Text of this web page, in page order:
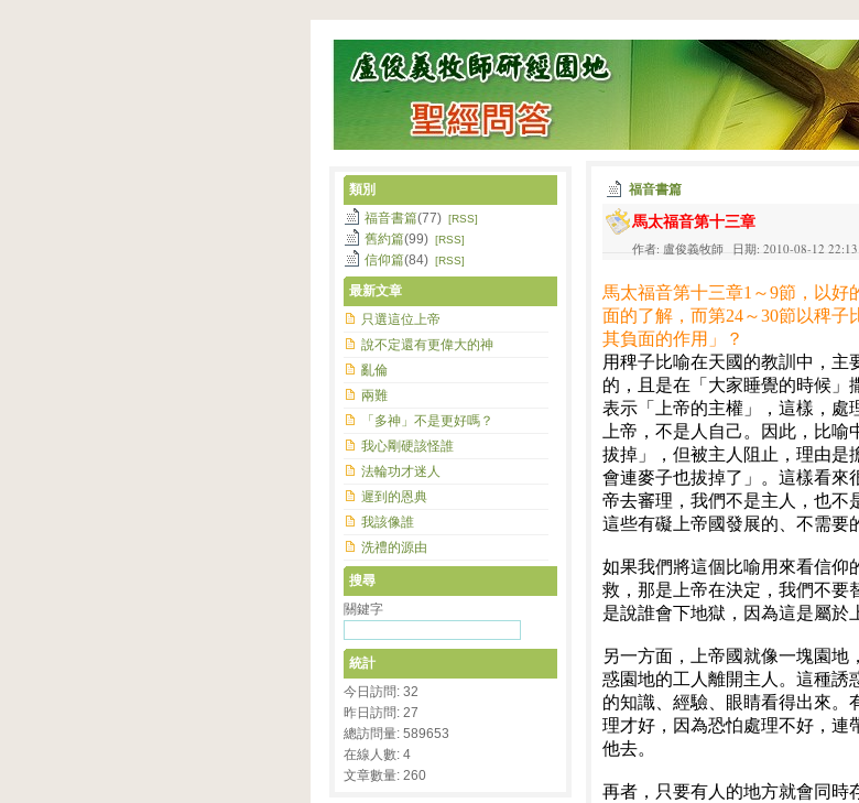
福音書篇
馬太福音第十三章
作者: 盧俊義牧師 日期: 2010-08-12 22:13
馬太福音第十三章1～9節，以
面的了解，而第24～30節以稗
其負面的作用」？
用稗子比喻在天國的教訓中，
的，且是在「大家睡覺的時候」
表示「上帝的主權」，這樣，處
上帝，不是人自己。因此，比
拔掉」，但被主人阻止，理由是
會連麥子也拔掉了」。這樣看來
帝去審理，我們不是主人，也不
這些有礙上帝國發展的、不需要
如果我們將這個比喻用來看信仰
救，那是上帝在決定，我們不要
是說誰會下地獄，因為這是屬於
另一方面，上帝國就像一塊園地
惑園地的工人離開主人。這種誘
的知識、經驗、眼睛看得出來。
理才好，因為恐怕處理不好，連
他去。
再者，只要有人的地方就會同
類別
福音書篇(77) [RSS]
舊約篇(99) [RSS]
信仰篇(84) [RSS]
最新文章
只選這位上帝
說不定還有更偉大的神
亂倫
兩難
「多神」不是更好嗎？
我心剛硬該怪誰
法輪功才迷人
遲到的恩典
我該像誰
洗禮的源由
搜尋
關鍵字
統計
今日訪問: 32
昨日訪問: 27
總訪問量: 589653
在線人數: 4
文章數量: 260